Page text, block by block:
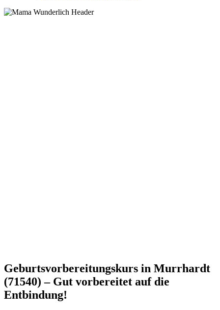
Geburtsvorbereitungskurs in Murrhardt
(71540) – Gut vorbereitet auf die
Entbindung!